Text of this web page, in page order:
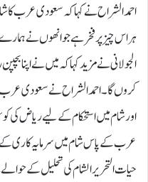
احمد الشراح نے کہا کہ سعودی عرب کا
ہر اس چیز پر فخر ہے جو انھوں نے
الجولانی نے مزید کہا کہ میں نے اپنا
کروں گا۔احمد الشراح نے سعودی عرب
اور شام میں استحکام کے لیے ریاض کی
عرب کے پاس شام میں سرمایہ کاری
حیات التحریر الشام کی تحلیل کے